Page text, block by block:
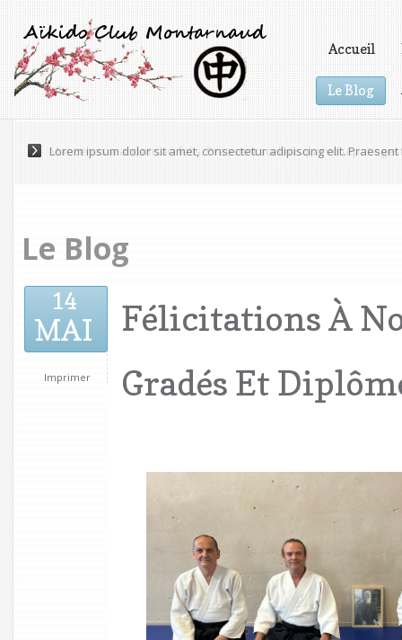
Accueil
Le Blog
Lorem ipsum dolor sit amet, consectetur adipiscing elit.
Le Blog
14
MAI
Imprimer
Félicitations À
Gradés Et